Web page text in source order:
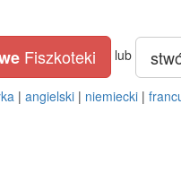
Fiszkoteki lub
| angielski | niemiecki |